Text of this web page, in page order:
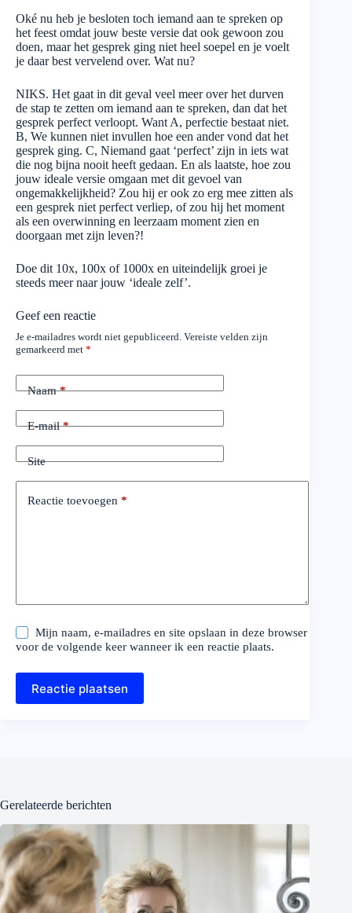
Oké nu heb je besloten toch iemand aan te spreken op
het feest omdat jouw beste versie dat ook gewoon zou
doen, maar het gesprek ging niet heel soepel en je voelt
je daar best vervelend over. Wat nu?
NIKS. Het gaat in dit geval veel meer over het durven
de stap te zetten om iemand aan te spreken, dan dat het
gesprek perfect verloopt. Want A, perfectie bestaat niet.
B, We kunnen niet invullen hoe een ander vond dat het
gesprek ging. C, Niemand gaat ‘perfect’ zijn in iets wat
die nog bijna nooit heeft gedaan. En als laatste, hoe zou
jouw ideale versie omgaan met dit gevoel van
ongemakkelijkheid? Zou hij er ook zo erg mee zitten als
een gesprek niet perfect verliep, of zou hij het moment
als een overwinning en leerzaam moment zien en
doorgaan met zijn leven?!
Doe dit 10x, 100x of 1000x en uiteindelijk groei je
steeds meer naar jouw ‘ideale zelf’.
Geef een reactie
Je e-mailadres wordt niet gepubliceerd. Vereiste velden zijn
gemarkeerd met *
Naam*
E-mail*
Site
Reactie toevoegen *
Mijn naam, e-mailadres en site opslaan in deze browser
voor de volgende keer wanneer ik een reactie plaats.
Reactie plaatsen
Gerelateerde berichten